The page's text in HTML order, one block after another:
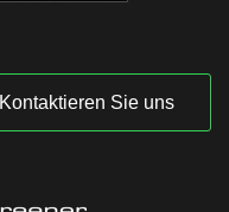
Kontaktieren Sie uns